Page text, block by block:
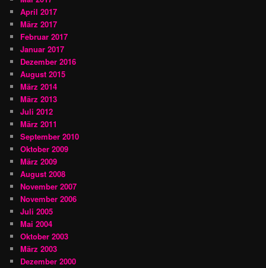
April 2017
März 2017
Februar 2017
Januar 2017
Dezember 2016
August 2015
März 2014
März 2013
Juli 2012
März 2011
September 2010
Oktober 2009
März 2009
August 2008
November 2007
November 2006
Juli 2005
Mai 2004
Oktober 2003
März 2003
Dezember 2000